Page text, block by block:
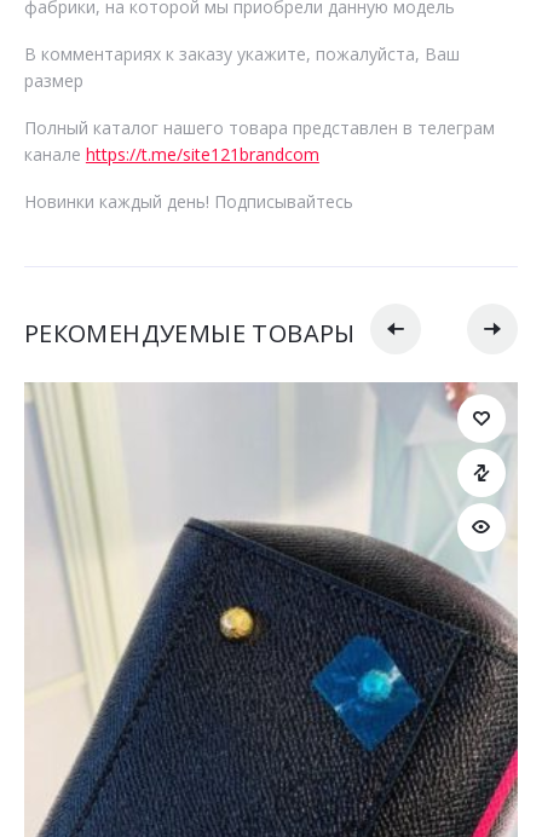
фабрики, на которой мы приобрели данную модель
В комментариях к заказу укажите, пожалуйста, Ваш
размер
Полный каталог нашего товара представлен в телеграм
канале https://t.me/site121brandcom
Новинки каждый день! Подписывайтесь
РЕКОМЕНДУЕМЫЕ ТОВАРЫ